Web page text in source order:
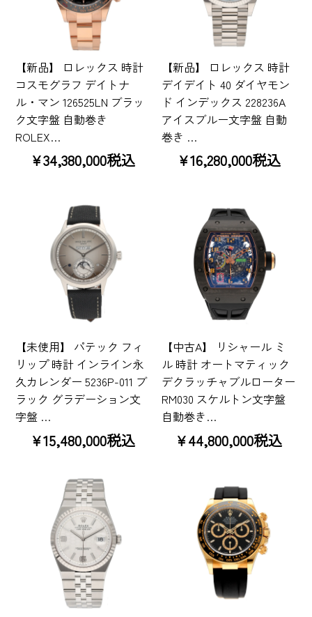
【新品】 ロレックス 時計
コスモグラフ デイトナ
ル・マン 126525LN ブラッ
ク文字盤 自動巻き
ROLEX…
¥34,380,000税込
【新品】 ロレックス 時計
デイデイト 40 ダイヤモン
ド インデックス 228236A
アイスブルー文字盤 自動
巻き …
¥16,280,000税込
【未使用】 パテック フィ
リップ 時計 インライン永
久カレンダー 5236P-011 ブ
ラック グラデーション文
字盤 …
¥15,480,000税込
【中古A】 リシャール ミ
ル 時計 オートマティック
デクラッチャブルローター
RM030 スケルトン文字盤
自動巻き…
¥44,800,000税込